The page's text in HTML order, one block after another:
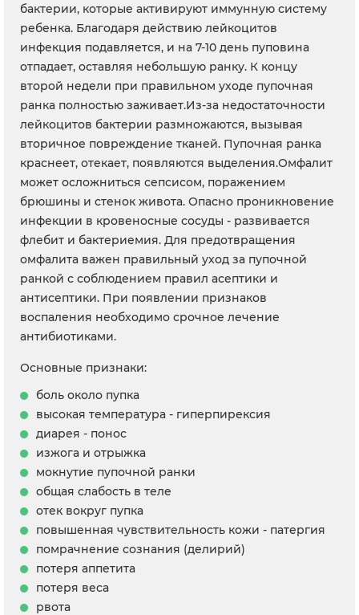
бактерии, которые активируют иммунную систему
ребенка. Благодаря действию лейкоцитов
инфекция подавляется, и на 7-10 день пуповина
отпадает, оставляя небольшую ранку. К концу
второй недели при правильном уходе пупочная
ранка полностью заживает.Из-за недостаточности
лейкоцитов бактерии размножаются, вызывая
вторичное повреждение тканей. Пупочная ранка
краснеет, отекает, появляются выделения.Омфалит
может осложниться сепсисом, поражением
брюшины и стенок живота. Опасно проникновение
инфекции в кровеносные сосуды - развивается
флебит и бактериемия. Для предотвращения
омфалита важен правильный уход за пупочной
ранкой с соблюдением правил асептики и
антисептики. При появлении признаков
воспаления необходимо срочное лечение
антибиотиками.
Основные признаки:
боль около пупка
высокая температура - гиперпирексия
диарея - понос
изжога и отрыжка
мокнутие пупочной ранки
общая слабость в теле
отек вокруг пупка
повышенная чувствительность кожи - патергия
помрачнение сознания (делирий)
потеря аппетита
потеря веса
рвота